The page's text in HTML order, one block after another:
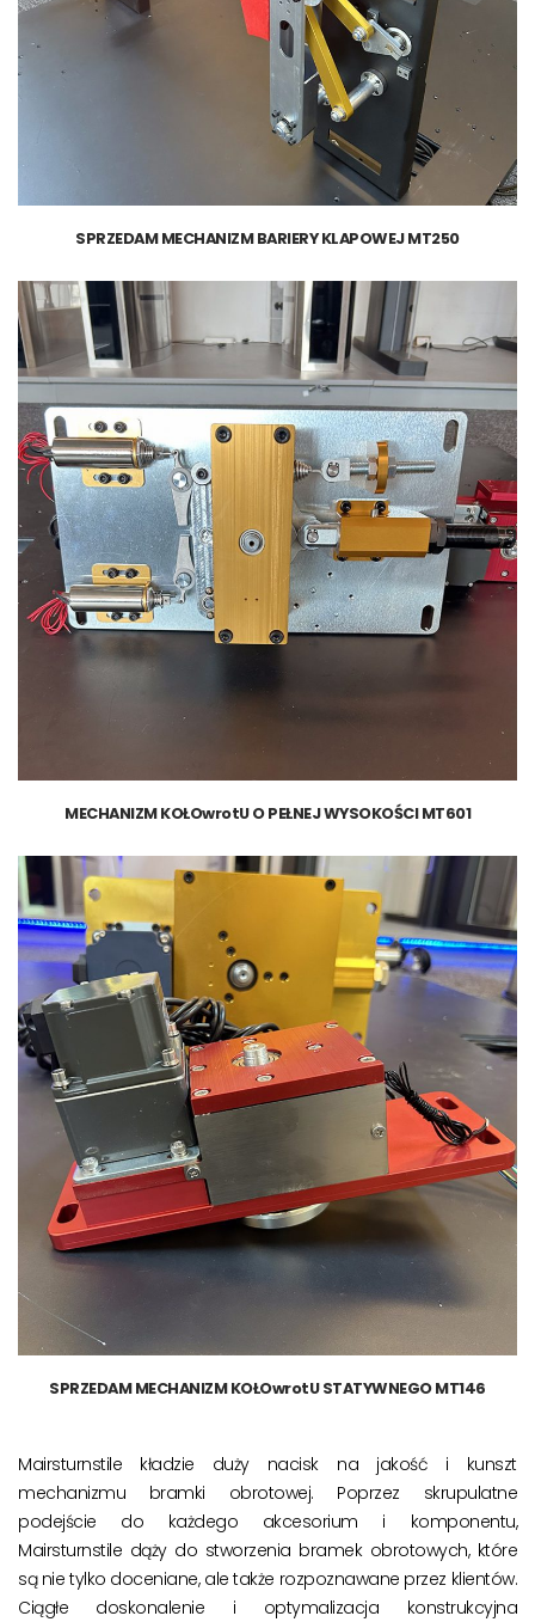
SPRZEDAM MECHANIZM BARIERY KLAPOWEJ MT250
MECHANIZM KOŁOwrotU O PEŁNEJ WYSOKOŚCI MT601
SPRZEDAM MECHANIZM KOŁOwrotU STATYWNEGO MT146
Mairsturnstile kładzie duży nacisk na jakość i kunszt
mechanizmu bramki obrotowej. Poprzez skrupulatne
podejście do każdego akcesorium i komponentu,
Mairsturnstile dąży do stworzenia bramek obrotowych, które
są nie tylko doceniane, ale także rozpoznawane przez klientów.
Ciągłe doskonalenie i optymalizacja konstrukcyjna